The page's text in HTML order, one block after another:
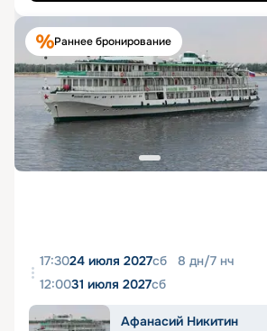
Раннее бронирование
17:3024 июля 2027сб 8 дн/7 нч
12:0031 июля 2027сб
Афанасий Никитин